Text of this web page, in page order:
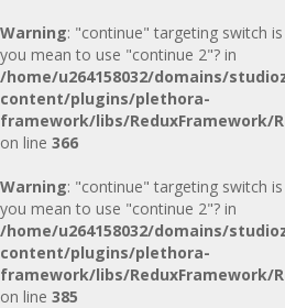
Warning: "continue" targeting switch
you mean to use "continue 2"? in
/home/u264158032/domains/
content/plugins/plethora-
framework/libs/ReduxFramework/
on line 366
Warning: "continue" targeting switch
you mean to use "continue 2"? in
/home/u264158032/domains/
content/plugins/plethora-
framework/libs/ReduxFramework/
on line 385